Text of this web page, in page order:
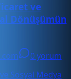
ve
Dönüşümün
0 yorum
Sosyal Medya